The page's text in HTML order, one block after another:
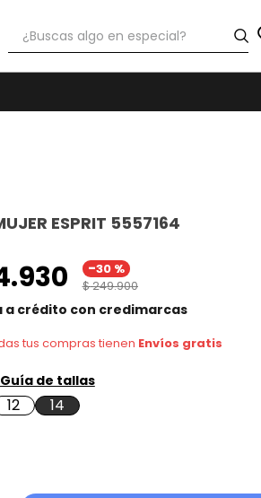
¿Buscas algo en especial?
ESPRIT 5557164
.930 -30 %
$249.900
a crédito con credimarcas
tus compras tienen Envíos gratis
12 14
Guía de tallas